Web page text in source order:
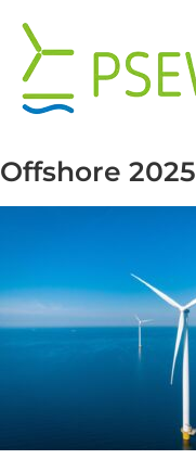
zawartości
Offshore 2025